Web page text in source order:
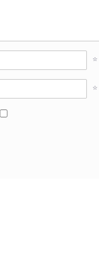
*
*